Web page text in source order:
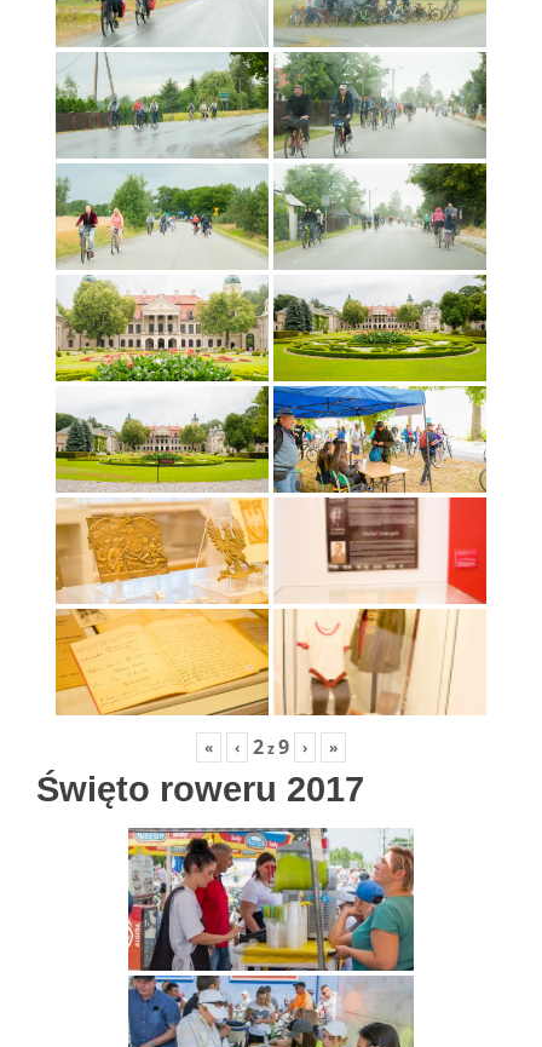
« ‹ 2z9 › »
Święto roweru 2017